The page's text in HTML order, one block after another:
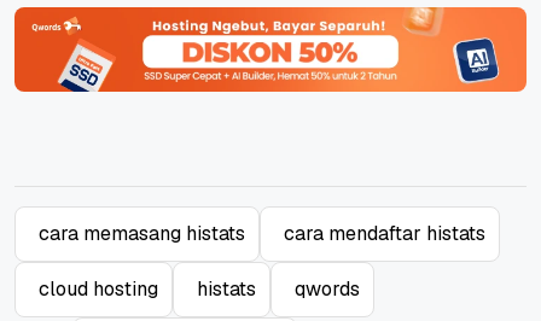
cara memasang histats cara mendaftar histats
cloud hosting histats qwords